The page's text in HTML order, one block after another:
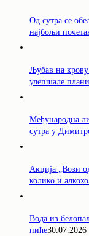
Од сутра се
најбољи
Љубав на
улепшале
Међународна
сутра у
Акција „Вози
колико и
Вода из
пиће30.07.2026